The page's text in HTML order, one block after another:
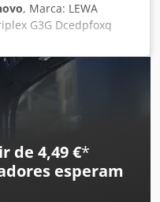
, Marca: LEWA
G3G Dcedpfoxq
utilizada, 2019 Número
(kW): 55 Marca do
2450 x 2200 x 2730
em stock: 1 Capacidade
trabalho (Bar): 27,66
Máquina nova/não
de 4,49 €*
esperam